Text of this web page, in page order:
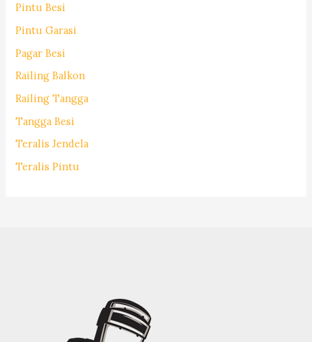
Pintu Besi
Pintu Garasi
Pagar Besi
Railing Balkon
Railing Tangga
Tangga Besi
Teralis Jendela
Teralis Pintu